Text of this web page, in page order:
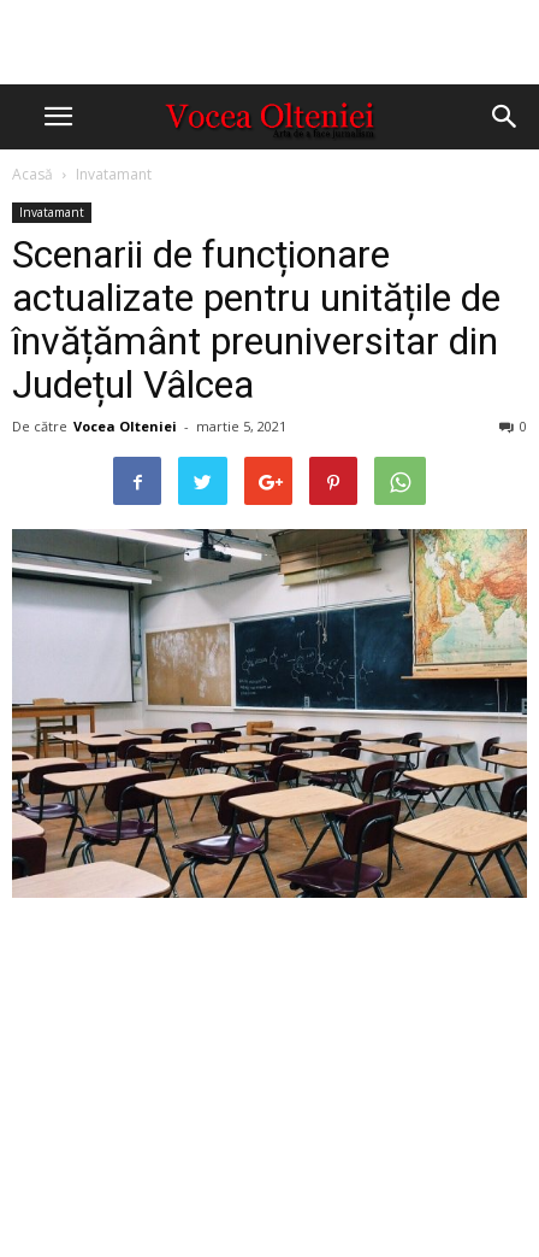
Acasă Invatamant
Invatamant
Scenarii de funcționare
actualizate pentru unitățile de
învățământ preuniversitar din
Județul Vâlcea
De către Vocea Olteniei - martie 5, 2021 0